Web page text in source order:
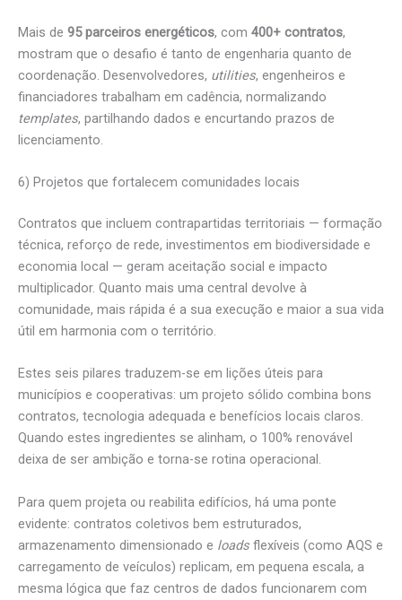
Mais de 95 parceiros energéticos, com 400+ contratos,
mostram que o desafio é tanto de engenharia quanto de
coordenação. Desenvolvedores, utilities, engenheiros e
financiadores trabalham em cadência, normalizando
templates, partilhando dados e encurtando prazos de
licenciamento.
6) Projetos que fortalecem comunidades locais
Contratos que incluem contrapartidas territoriais — formação
técnica, reforço de rede, investimentos em biodiversidade e
economia local — geram aceitação social e impacto
multiplicador. Quanto mais uma central devolve à
comunidade, mais rápida é a sua execução e maior a sua vida
útil em harmonia com o território.
Estes seis pilares traduzem-se em lições úteis para
municípios e cooperativas: um projeto sólido combina bons
contratos, tecnologia adequada e benefícios locais claros.
Quando estes ingredientes se alinham, o 100% renovável
deixa de ser ambição e torna-se rotina operacional.
Para quem projeta ou reabilita edifícios, há uma ponte
evidente: contratos coletivos bem estruturados,
armazenamento dimensionado e loads flexíveis (como AQS e
carregamento de veículos) replicam, em pequena escala, a
mesma lógica que faz centros de dados funcionarem com